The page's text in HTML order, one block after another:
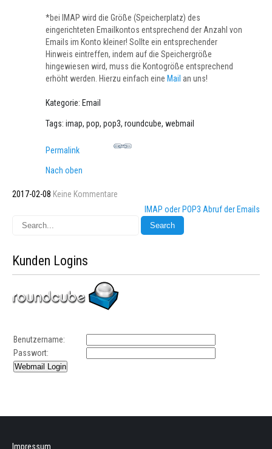
*bei IMAP wird die Größe (Speicherplatz) des
eingerichteten Emailkontos entsprechend der Anzahl von
Emails im Konto kleiner! Sollte ein entsprechender
Hinweis eintreffen, indem auf die Speichergröße
hingewiesen wird, muss die Kontogröße entsprechend
erhöht werden. Hierzu einfach eine Mail an uns!
Kategorie: Email
Tags: imap, pop, pop3, roundcube, webmail
Permalink
Nach oben
2017-02-08 Keine Kommentare
IMAP oder POP3 Abruf der Emails
Kunden Logins
Benutzername:
Passwort:
Impressum